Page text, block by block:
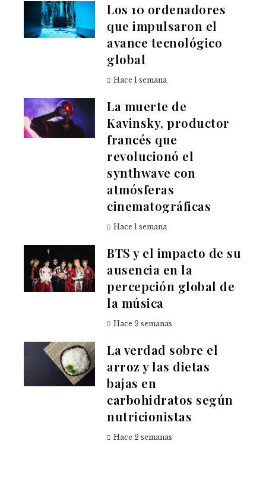
Los 10 ordenadores
que impulsaron el
avance tecnológico
global
Hace 1 semana
La muerte de
Kavinsky, productor
francés que
revolucionó el
synthwave con
atmósferas
cinematográficas
Hace 1 semana
BTS y el impacto de su
ausencia en la
percepción global de
la música
Hace 2 semanas
La verdad sobre el
arroz y las dietas
bajas en
carbohidratos según
nutricionistas
Hace 2 semanas